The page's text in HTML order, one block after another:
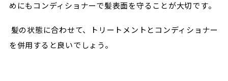
めにもコンディショナーで髪表面を守ることが大切です。
髪の状態に合わせて、トリートメントとコンディショナー
を併用すると良いでしょう。